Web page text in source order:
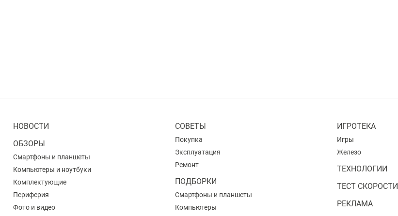
НОВОСТИ
ОБЗОРЫ
Смартфоны и планшеты
Компьютеры и ноутбуки
Комплектующие
Периферия
Фото и видео
СОВЕТЫ
Покупка
Эксплуатация
Ремонт
ПОДБОРКИ
Смартфоны и планшеты
Компьютеры
ИГРОТЕКА
Игры
Железо
ТЕХНОЛОГИИ
ТЕСТ СКОРОСТИ
РЕКЛАМА